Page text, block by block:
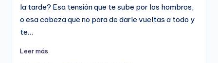
la tarde? Esa tensión que te sube por los hombros,
o esa cabeza que no para de darle vueltas a todo y
te…
Leer más